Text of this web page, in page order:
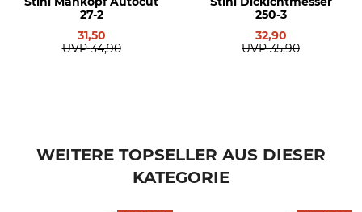
Gewicht
27-2
31,50
UVP 34,90
250-3
32,90
UVP 35,90
WEITERE TOPSELLER AUS DIESER
KATEGORIE